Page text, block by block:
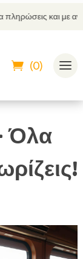
αντικαταβολή
(0)
Όλα